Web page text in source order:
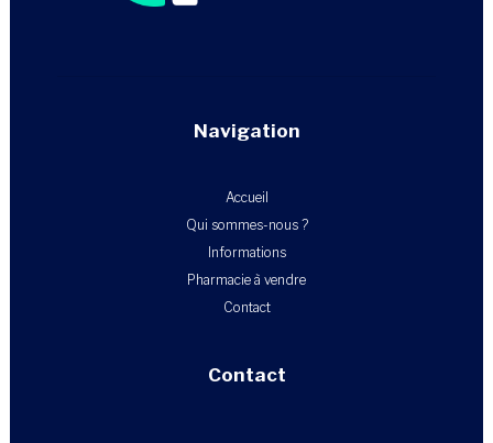
Navigation
Accueil
Qui sommes-nous ?
Informations
Pharmacie à vendre
Contact
Contact